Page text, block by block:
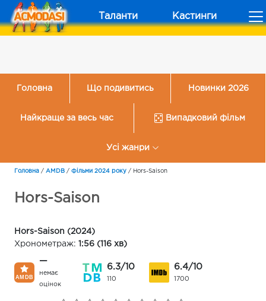
Таланти Кастинги
Головна Що подивитись Новинки 2026
Найкраще за весь час Випадковий фільм
Усі жанри
Головна / AMDB / Фільми 2024 року / Hors-Saison
Hors-Saison
Hors-Saison (2024)
Хронометраж: 1:56 (116 хв)
—
немає
оцінок
6.3/10
110
6.4/10
1700